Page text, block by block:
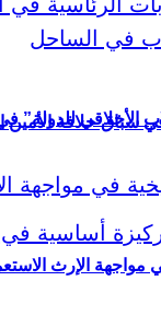
سباق خلافة الأمين
الأخلاقي للدولة”
في مواجهة الإرث